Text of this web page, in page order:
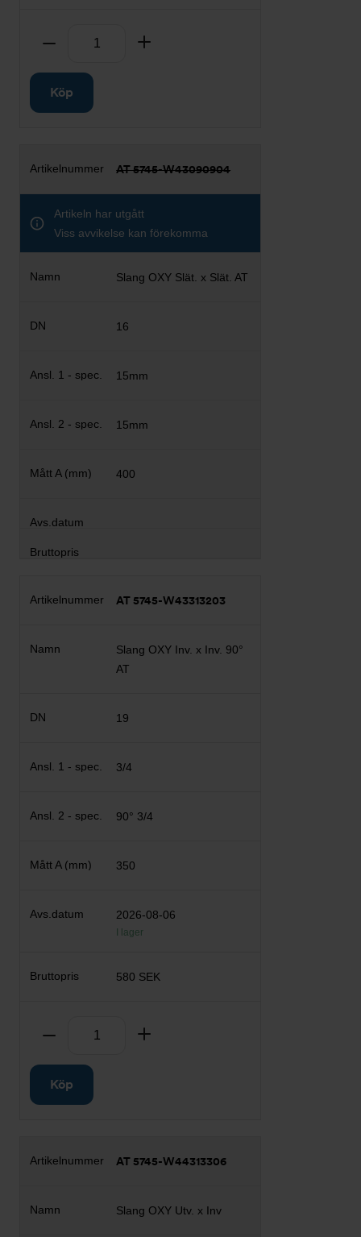
Ta bort
Köp
AT 5745-W43090904
Artikeln har utgått
Viss avvikelse kan förekomma
Slang OXY Slät. x Slät. AT
16
15mm
15mm
400
AT 5745-W43313203
Slang OXY Inv. x Inv. 90°
AT
19
3/4
90° 3/4
350
2026-08-06
I lager
580 SEK
Ta bort
Köp
AT 5745-W44313306
Slang OXY Utv. x Inv